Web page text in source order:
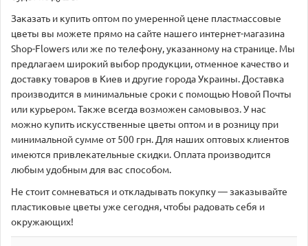
Заказать и купить оптом по умеренной цене пластмассовые
цветы вы можете прямо на сайте нашего интернет-магазина
Shop-Flowers или же по телефону, указанному на странице. Мы
предлагаем широкий выбор продукции, отменное качество и
доставку товаров в Киев и другие города Украины. Доставка
производится в минимальные сроки с помощью Новой Почты
или курьером. Также всегда возможен самовывоз. У нас
можно купить искусственные цветы оптом и в розницу при
минимальной сумме от 500 грн. Для наших оптовых клиентов
имеются привлекательные скидки. Оплата производится
любым удобным для вас способом.
Не стоит сомневаться и откладывать покупку — заказывайте
пластиковые цветы уже сегодня, чтобы радовать себя и
окружающих!